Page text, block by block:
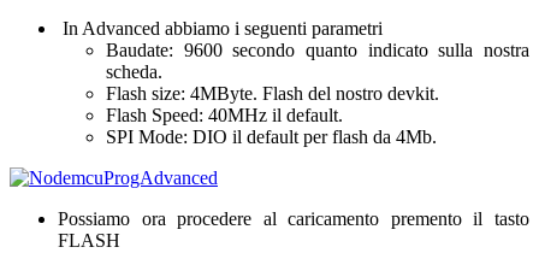
In Advanced abbiamo i seguenti parametri
Baudate: 9600 secondo quanto indicato sulla nostra
scheda.
Flash size: 4MByte. Flash del nostro devkit.
Flash Speed: 40MHz il default.
SPI Mode: DIO il default per flash da 4Mb.
Possiamo ora procedere al caricamento premento il tasto
FLASH